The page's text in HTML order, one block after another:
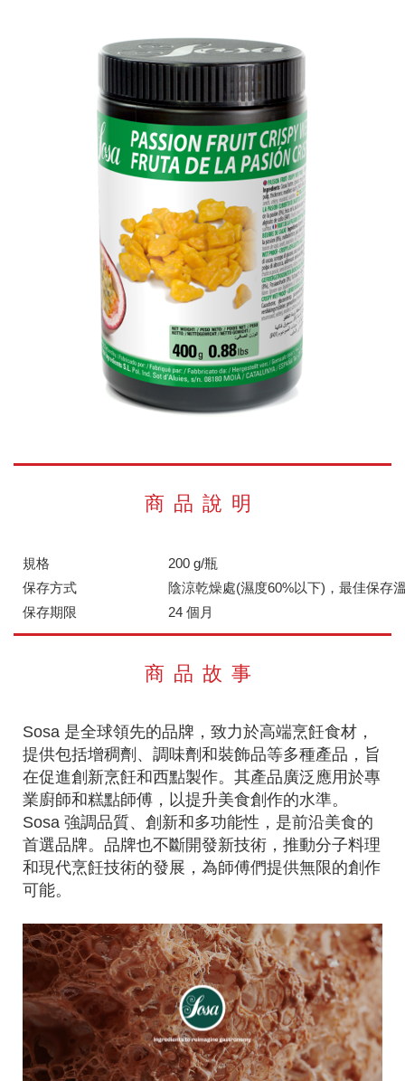
商品說明
規格
200 g/瓶
保存方式
陰涼乾燥處(濕度60%以下)，最佳保存
保存期限
24 個月
商品故事
Sosa 是全球領先的品牌，致力於高端烹飪食材，
提供包括增稠劑、調味劑和裝飾品等多種產品，旨
在促進創新烹飪和西點製作。其產品廣泛應用於專
業廚師和糕點師傅，以提升美食創作的水準。
Sosa 強調品質、創新和多功能性，是前沿美食的
首選品牌。品牌也不斷開發新技術，推動分子料理
和現代烹飪技術的發展，為師傅們提供無限的創作
可能。